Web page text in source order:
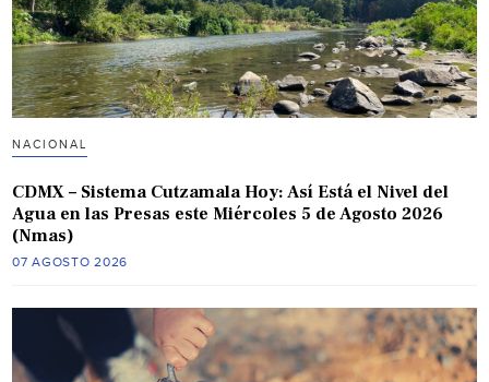
NACIONAL
CDMX – Sistema Cutzamala Hoy: Así Está el Nivel del
Agua en las Presas este Miércoles 5 de Agosto 2026
(Nmas)
07 AGOSTO 2026